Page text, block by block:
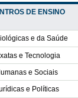
DE ENSINO
e da Saúde
e Tecnologia
e Sociais
e Políticas